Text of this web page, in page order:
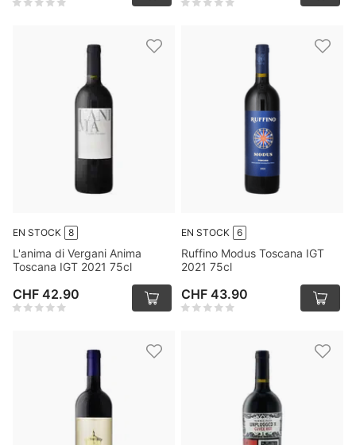
EN STOCK 8
L'anima di Vergani Anima
Toscana IGT 2021 75cl
CHF 42.90
EN STOCK 6
Ruffino Modus Toscana IGT
2021 75cl
CHF 43.90